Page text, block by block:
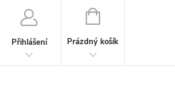
Přihlášení
NÁKUPNÍ
Prázdný košík